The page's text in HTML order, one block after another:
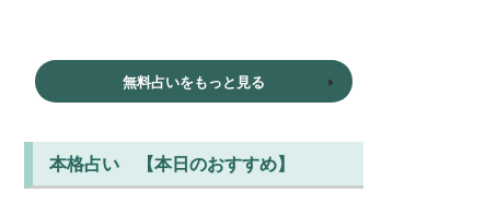
無料占いをもっと見る
本格占い 【本日のおすすめ】